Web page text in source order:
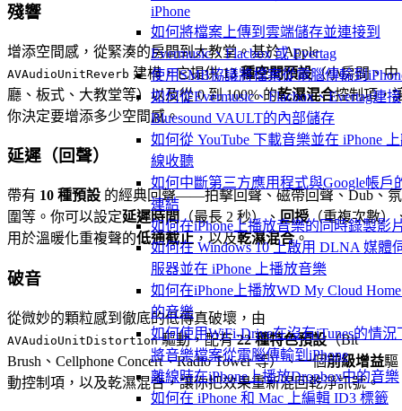
iPhone
如何將檔案上傳到雲端儲存並連接到
Evermusic、Flacbox 或 Evertag
使用SMB協議將檔案從電腦傳輸到
如何從Evermusic、Flacbox、Evertag連接
Bluesound VAULT的內部儲存
如何從 YouTube 下載音樂並在 iPhone
線收聽
如何中斷第三方應用程式與Google帳戶
連結
如何在iPhone上播放音樂的同時錄製影
如何在 Windows 10 上啟用 DLNA 媒體
服器並在 iPhone 上播放音樂
如何在iPhone上播放WD My Cloud
的音樂
如何使用WiFi-Drive在沒有iTunes的情況
將音樂檔案從電腦傳輸到iPhone
離線時在iPhone上播放Dropbox中的音樂
如何在 iPhone 和 Mac 上編輯 ID3 標籤
殘響
增添空間感，從緊湊的房間到大教堂。基於 Apple
AVAudioUnitReverb 建構，它提供13 種空間預設（小房間、中
廳、板式、大教堂等）以及從 0 到 100% 的乾濕混合控制項，
你決定要增添多少空間感。
延遲（回聲）
帶有 10 種預設 的經典回聲——拍擊回聲、磁帶回聲、Dub、氛
圍等。你可以設定延遲時間（最長 2 秒）、回授（重複次數）
用於溫暖化重複聲的低通截止 ，以及乾濕混合。
破音
從微妙的顆粒感到徹底的低傳真破壞，由
AVAudioUnitDistortion驅動，配有22 種特色預設（Bit
Brush、Cellphone Concert、Radio Tower 等）、一個前級增益驅
動控制項，以及乾濕混合，讓你把效果重新混回乾淨訊號。